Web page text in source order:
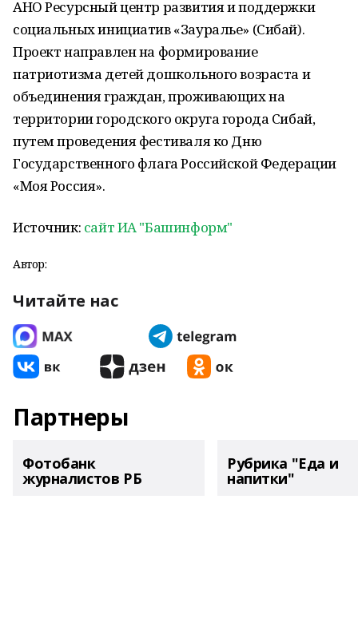
АНО Ресурсный центр развития и поддержки
социальных инициатив «Зауралье» (Сибай).
Проект направлен на формирование
патриотизма детей дошкольного возраста и
объединения граждан, проживающих на
территории городского округа города Сибай,
путем проведения фестиваля ко Дню
Государственного флага Российской Федерации
«Моя Россия».
Источник: сайт ИА "Башинформ"
Автор:
Читайте нас
Партнеры
Фотобанк
журналистов РБ
Рубрика "Еда и
напитки"